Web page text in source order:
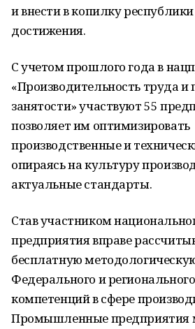
и внести в копилку
достижения.
С учетом прошлого года в
«Производительность труда
занятости» участвуют 55
позволяет им оптимизировать
производственные и
опираясь на культуру
актуальные стандарты.
Став участником
предприятия вправе
бесплатную
Федерального и
компетенций в сфере
Промышленные предприятия